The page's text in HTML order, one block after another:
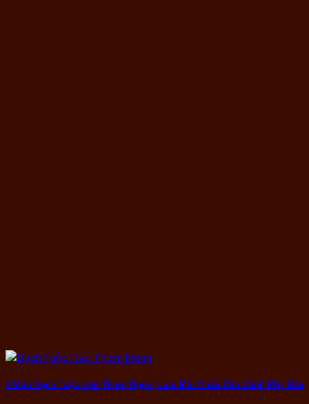
3 Món Bạch Tuộc Hấp Thơm Ngon, Làm Mồi Nhậu Cho Cánh Mày Râu